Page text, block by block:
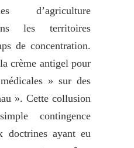
d’agriculture
les territoires
de concentration.
crème antigel pour
» sur des
». Cette collusion
contingence
doctrines ayant eu